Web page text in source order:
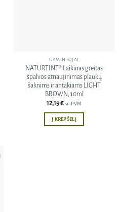
GAMINTOJAI
NATURTINT® Laikinas greitas
spalvos atnaujinimas plaukų
šaknims ir antakiams LIGHT
BROWN, 10ml
12,19€su PVM
Į KREPŠELĮ